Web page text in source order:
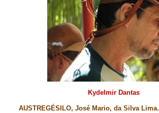
Kydelmir Dantas
AUSTREGÉSILO, José Mario, da Silva Lima.